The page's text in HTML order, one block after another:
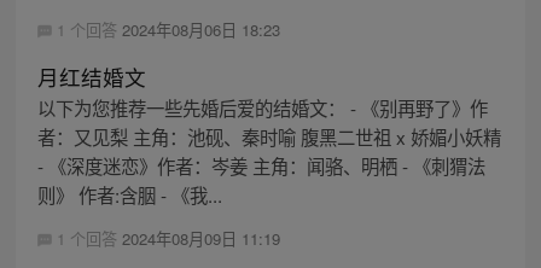
1 个回答 2024年08月06日 18:23
月红结婚文
以下为您推荐一些先婚后爱的结婚文： - 《别再野了》作
者：又见梨 主角：池砚、秦时喻 腹黑二世祖 x 娇媚小妖精
- 《深度迷恋》作者：岑姜 主角：闻骆、明栖 - 《刺猬法
则》 作者:含胭 - 《我...
1 个回答 2024年08月09日 11:19